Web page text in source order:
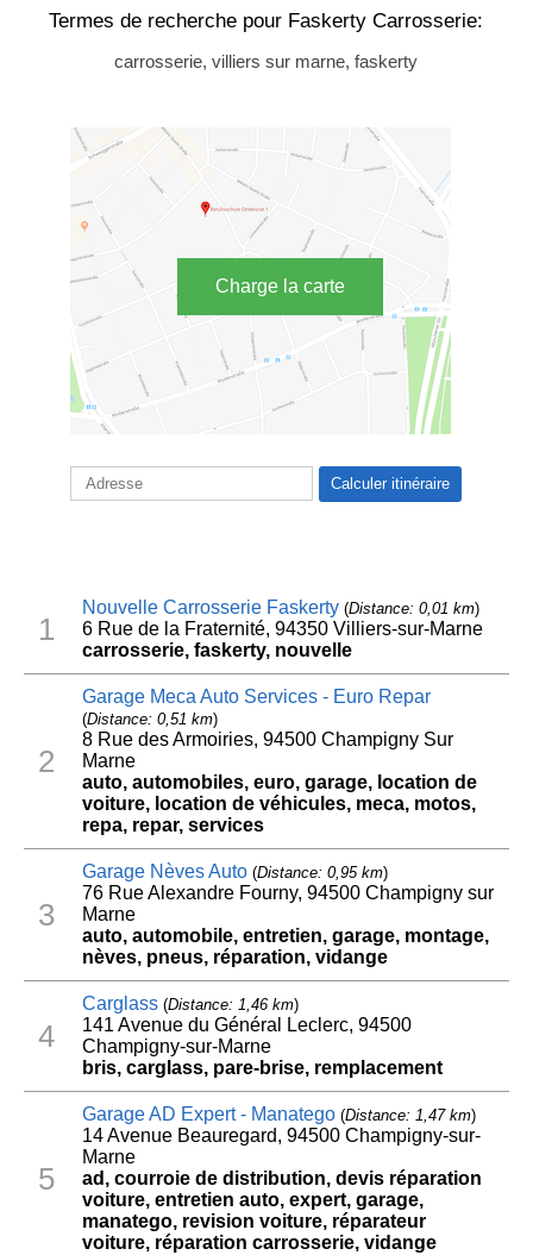
Termes de recherche pour Faskerty Carrosserie:
carrosserie, villiers sur marne, faskerty
Charge la carte
1
Nouvelle Carrosserie Faskerty(Distance: 0,01 km)
6 Rue de la Fraternité, 94350 Villiers-sur-Marne
carrosserie, faskerty, nouvelle
2
Garage Meca Auto Services - Euro Repar
(Distance: 0,51 km)
8 Rue des Armoiries, 94500 Champigny Sur
Marne
auto, automobiles, euro, garage, location de
voiture, location de véhicules, meca, motos,
repa, repar, services
3
Garage Nèves Auto(Distance: 0,95 km)
76 Rue Alexandre Fourny, 94500 Champigny sur
Marne
auto, automobile, entretien, garage, montage,
nèves, pneus, réparation, vidange
4
Carglass(Distance: 1,46 km)
141 Avenue du Général Leclerc, 94500
Champigny-sur-Marne
bris, carglass, pare-brise, remplacement
5
Garage AD Expert - Manatego(Distance: 1,47 km)
14 Avenue Beauregard, 94500 Champigny-sur-
Marne
ad, courroie de distribution, devis réparation
voiture, entretien auto, expert, garage,
manatego, revision voiture, réparateur
voiture, réparation carrosserie, vidange